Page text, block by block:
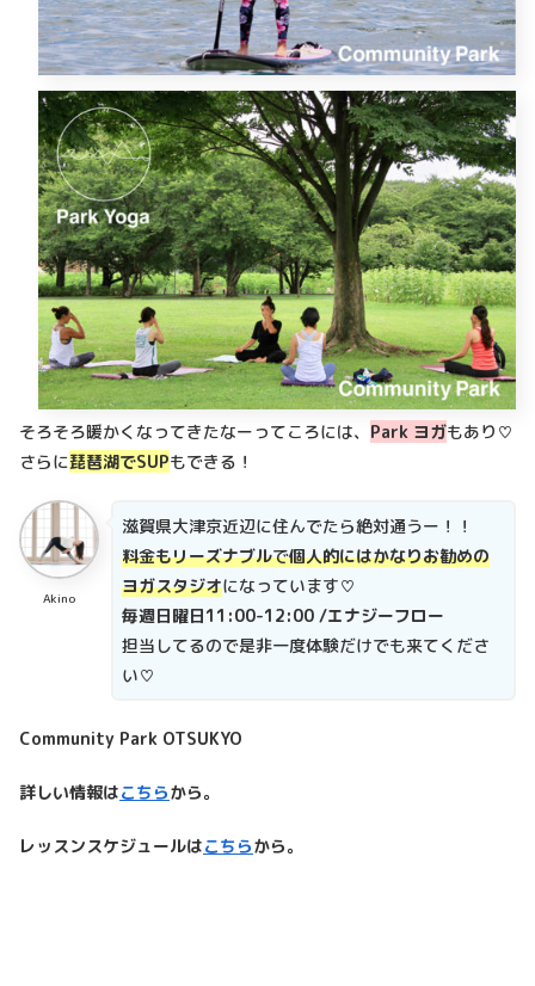
そろそろ暖かくなってきたなーってころには、 Park ヨガもあり♡
さらに琵琶湖でSUPもできる！
Akino
滋賀県大津京近辺に住んでたら絶対通うー！！
料金もリーズナブルで個人的にはかなりお勧めの
ヨガスタジオになっています♡
毎週日曜日11:00-12:00 /エナジーフロー
担当してるので是非一度体験だけでも来てくださ
い♡
Community Park OTSUKYO
詳しい情報はこちらから。
レッスンスケジュールはこちらから。